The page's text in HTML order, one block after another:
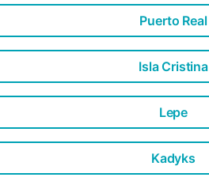
Puerto Real
Isla Cristina
Lepe
Kadyks